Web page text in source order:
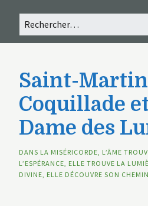
Saint-
Coquillade
Dame des
DANS LA MISÉRICORDE, L’ÂME
L’ESPÉRANCE, ELLE TROUVE LA
DIVINE, ELLE DÉCOUVRE SON